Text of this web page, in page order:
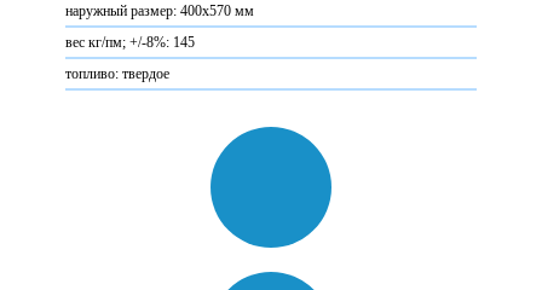
наружный размер: 400х570 мм
вес кг/пм; +/-8%: 145
топливо: твердое